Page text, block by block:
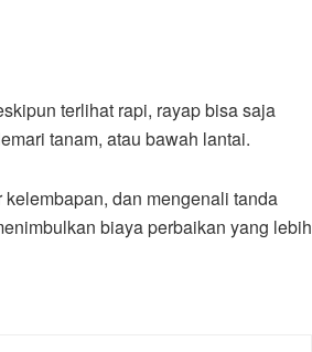
terlihat rapi, rayap bisa saja
tanam, atau bawah lantai.
dan mengenali tanda
biaya perbaikan yang lebih